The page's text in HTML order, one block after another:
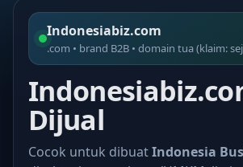
Indonesiabiz.com
.com • brand B2B • domain tua (klaim:
Dijual
Cocok untuk dibuatIndonesia